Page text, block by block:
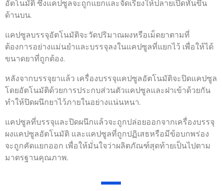
อัตโนมัติ ซึ่งแคปซูลจะถูกแยกและจัดเรียงให้ปลายเปิดหันขึ้น
ด้านบน.
แคปซูลบรรจุอัตโนมัติจะวัดปริมาณผงหรือเม็ดยาตามที่
ต้องการอย่างแม่นยำและบรรจุลงในแคปซูลที่แยกไว้ เพื่อให้ได้
ขนาดยาที่ถูกต้อง.
หลังจากบรรจุยาแล้ว เครื่องบรรจุแคปซูลอัตโนมัติจะปิดแคปซูล
โดยอัตโนมัติด้วยการประกบส่วนตัวแคปซูลและฝาเข้าด้วยกัน
ทำให้ปิดผนึกยาไว้ภายในอย่างแน่นหนา.
แคปซูลที่บรรจุและปิดผนึกแล้วจะถูกปล่อยออกจากเครื่องบรรจุ
ผงแคปซูลอัตโนมัติ และแคปซูลที่ถูกปฏิเสธหรือมีข้อบกพร่อง
จะถูกคัดแยกออก เพื่อให้มั่นใจว่าผลิตภัณฑ์สุดท้ายเป็นไปตาม
มาตรฐานคุณภาพ.